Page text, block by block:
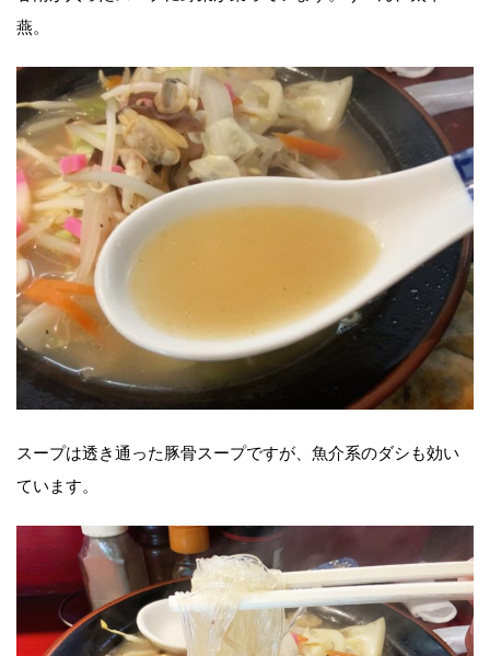
燕。
スープは透き通った豚骨スープですが、魚介系のダシも効い
ています。